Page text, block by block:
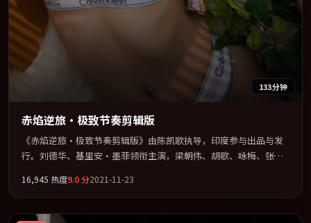
133分钟
赤焰逆旅·极致节奏剪辑版
《赤焰逆旅·极致节奏剪辑版》由陈凯歌执导，印度参与出品与发
行。刘德华、基里安·墨菲领衔主演，梁朝伟、胡歌、咏梅、张子
以「科幻」类型为骨架，在叙事、表演与视听上力求统一。定于
2021-05-21 在内地院线及主流平台同步亮相，2021 年度话题片中口
碑稳健，适合喜欢强情节与人物弧光的观众完整观看。
16,945 热度9.0分2021-11-23